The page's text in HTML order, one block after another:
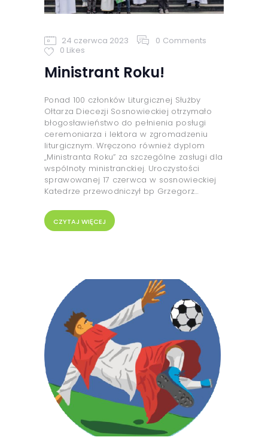
24 czerwca 2023 0 Comments
0 Likes
Ministrant Roku!
Ponad 100 członków Liturgicznej Służby
Ołtarza Diecezji Sosnowieckiej otrzymało
błogosławieństwo do pełnienia posługi
ceremoniarza i lektora w zgromadzeniu
liturgicznym. Wręczono również dyplom
„Ministranta Roku” za szczególne zasługi dla
wspólnoty ministranckiej. Uroczystości
sprawowanej 17 czerwca w sosnowieckiej
Katedrze przewodniczył bp Grzegorz…
CZYTAJ WIĘCEJ